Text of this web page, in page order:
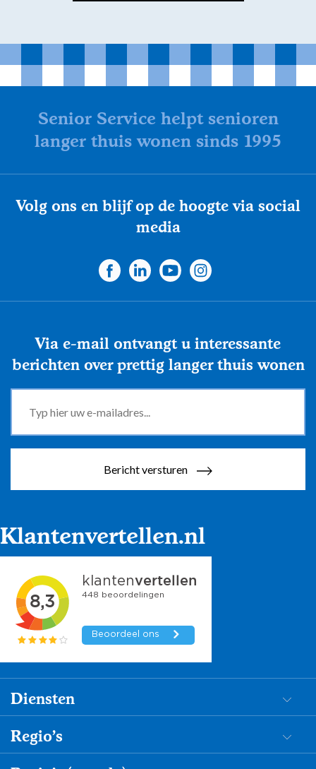
Senior Service helpt senioren
langer thuis wonen sinds 1995
Volg ons en blijf op de hoogte via social
media
Via e-mail ontvangt u interessante
berichten over prettig langer thuis wonen
Bericht versturen
Klantenvertellen.nl
Diensten
Dementiezorg
Begeleiding
Regio's
Mantelzorg in de Achterhoek